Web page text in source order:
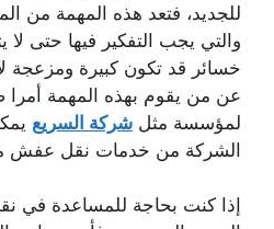
للجديد، فتعد هذه المهمة من
والتي يجب التفكير فيها حتى
خسائر قد تكون كبيرة ومزعجة
عن من يقوم بهذه المهمة أمرا
لمؤسسة مثل شركة السريع
الشركة من خدمات نقل عفش
إذا كنت بحاجة للمساعدة في